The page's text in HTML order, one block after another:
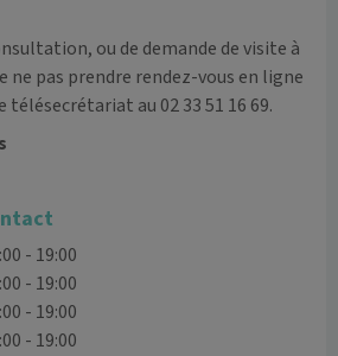
ou de demande de visite à
ne pas prendre rendez-vous en ligne
télésecrétariat au 02 33 51 16 69.
- 19:00
- 19:00
- 19:00
- 19:00